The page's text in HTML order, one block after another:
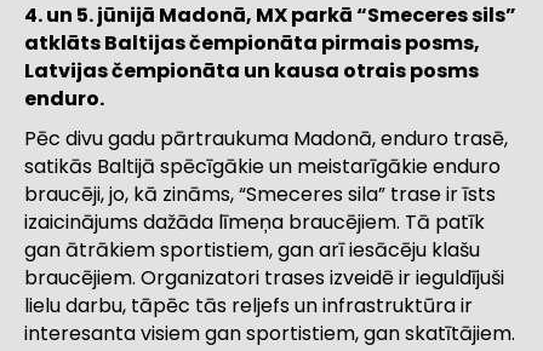
4. un 5. jūnijā Madonā, MX parkā “Smeceres sils”
atklāts Baltijas čempionāta pirmais posms,
Latvijas čempionāta un kausa otrais posms
enduro.
Pēc divu gadu pārtraukuma Madonā, enduro trasē,
satikās Baltijā spēcīgākie un meistarīgākie enduro
braucēji, jo, kā zināms, “Smeceres sila” trase ir īsts
izaicinājums dažāda līmeņa braucējiem. Tā patīk
gan ātrākiem sportistiem, gan arī iesācēju klašu
braucējiem. Organizatori trases izveidē ir ieguldījuši
lielu darbu, tāpēc tās reljefs un infrastruktūra ir
interesanta visiem gan sportistiem, gan skatītājiem.